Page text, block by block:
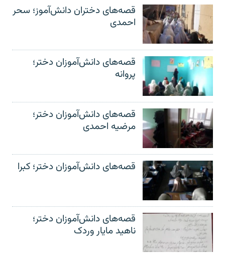
قصه‌های دختران دانش‌آموز؛ سحر
احمدی
قصه‌های دانش‌آموزان دختر؛
پروانه
قصه‌های دانش‌آموزان دختر؛
مرضیه احمدی
قصه‌های دانش‌آموزان دختر؛ کبرا
قصه‌های دانش‌آموزان دختر؛
ناهید مایار وردک